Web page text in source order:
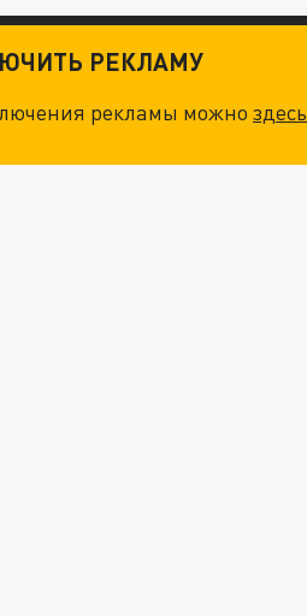
РЕКЛАМУ
рекламы можноздесь